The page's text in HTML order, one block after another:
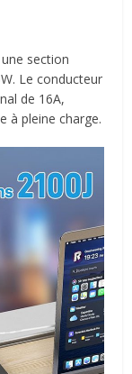
section
Le conducteur
de 16A,
à pleine charge.